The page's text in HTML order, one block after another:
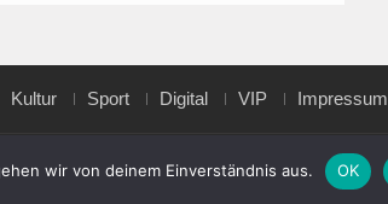
Kultur Sport Digital VIP Impressum
wir von deinem Einverständnis aus. OK